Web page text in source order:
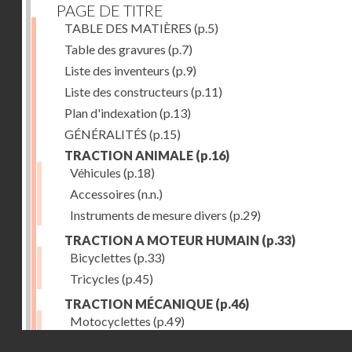
PAGE DE TITRE
TABLE DES MATIÈRES (p.5)
Table des gravures (p.7)
Liste des inventeurs (p.9)
Liste des constructeurs (p.11)
Plan d'indexation(p.13)
GÉNÉRALITÉS (p.15)
TRACTION ANIMALE (p.16)
Véhicules (p.18)
Accessoires (n.n.)
Instruments de mesure divers (p.29)
TRACTION A MOTEUR HUMAIN (p.33)
Bicyclettes (p.33)
Tricycles (p.45)
TRACTION MÉCANIQUE (p.46)
Motocyclettes (p.49)